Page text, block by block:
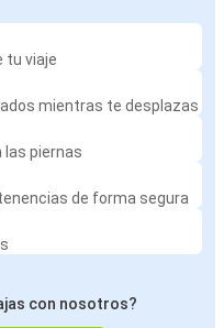
tu viaje
mientras te desplazas
las piernas
de forma segura
con nosotros?